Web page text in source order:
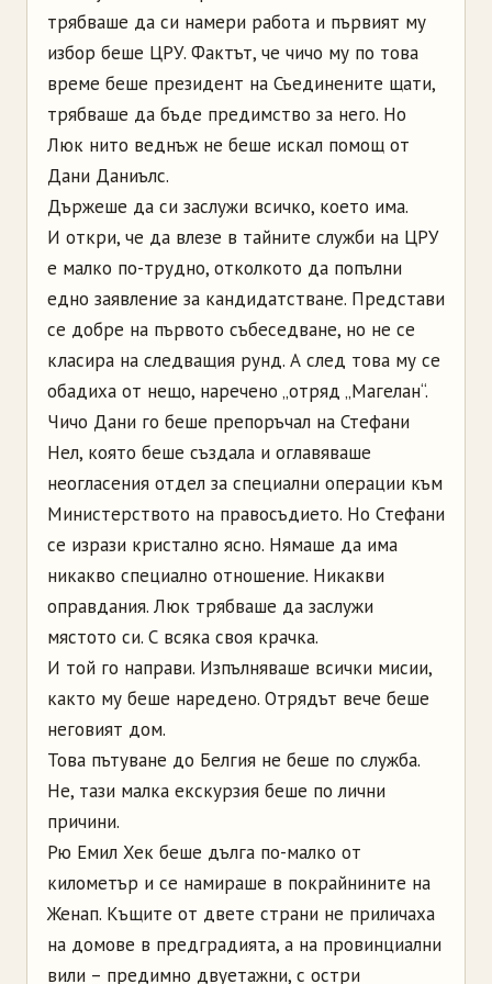
трябваше да си намери работа и първият му
избор беше ЦРУ. Фактът, че чичо му по това
време беше президент на Съединените щати,
трябваше да бъде предимство за него. Но
Люк нито веднъж не беше искал помощ от
Дани Даниълс.
Държеше да си заслужи всичко, което има.
И откри, че да влезе в тайните служби на ЦРУ
е малко по-трудно, отколкото да попълни
едно заявление за кандидатстване. Представи
се добре на първото събеседване, но не се
класира на следващия рунд. А след това му се
обадиха от нещо, наречено „отряд „Магелан“.
Чичо Дани го беше препоръчал на Стефани
Нел, която беше създала и оглавяваше
неогласения отдел за специални операции към
Министерството на правосъдието. Но Стефани
се изрази кристално ясно. Нямаше да има
никакво специално отношение. Никакви
оправдания. Люк трябваше да заслужи
мястото си. С всяка своя крачка.
И той го направи. Изпълняваше всички мисии,
както му беше наредено. Отрядът вече беше
неговият дом.
Това пътуване до Белгия не беше по служба.
Не, тази малка екскурзия беше по лични
причини.
Рю Емил Хек беше дълга по-малко от
километър и се намираше в покрайнините на
Женап. Къщите от двете страни не приличаха
на домове в предградията, а на провинциални
вили – предимно двуетажни, с остри